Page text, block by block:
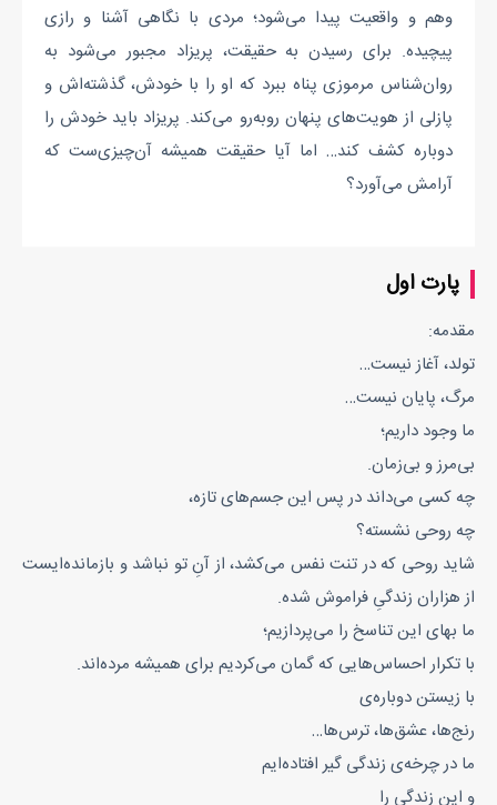
وهم و واقعیت پیدا می‌شود؛ مردی با نگاهی آشنا و رازی
پیچیده. برای رسیدن به حقیقت، پریزاد مجبور می‌شود به
روان‌شناس مرموزی پناه ببرد که او را با خودش، گذشته‌اش و
پازلی از هویت‌های پنهان روبه‌رو می‌کند. پریزاد باید خودش را
دوباره کشف کند… اما آیا حقیقت همیشه آن‌چیزی‌ست که
آرامش می‌آورد؟
پارت اول
مقدمه:
تولد، آغاز نیست…
مرگ، پایان نیست…
ما وجود داریم؛
بی‌مرز و بی‌زمان.
چه کسی می‌داند در پس این جسم‌های تازه،
چه روحی نشسته؟
شاید روحی که در تنت نفس می‌کشد، از آنِ تو نباشد و بازمانده‌ایست
از هزاران زندگیِ فراموش‌ شده.
ما بهای این تناسخ را می‌پردازیم؛
با تکرار احساس‌هایی که گمان می‌کردیم برای همیشه مرده‌اند.
با زیستن دوباره‌ی
رنج‌ها، عشق‌ها، ترس‌ها…
ما در چرخه‌ی زندگی گیر افتاده‌ایم
و این زندگی را